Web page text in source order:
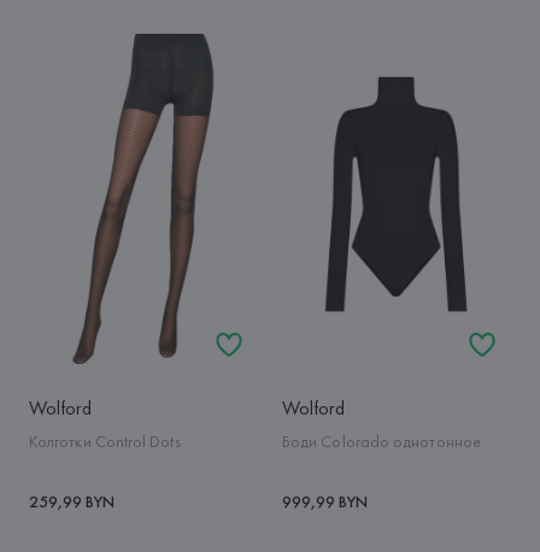
Wolford
Колготки Control Dots
259,99 BYN
Wolford
Боди Colorado однотонное
999,99 BYN